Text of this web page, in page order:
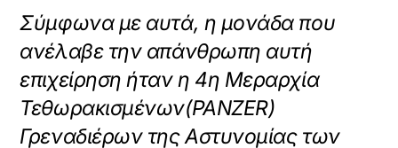
Σύμφωνα με αυτά, η μονάδα που
ανέλαβε την απάνθρωπη αυτή
επιχείρηση ήταν η 4η Μεραρχία
Τεθωρακισμένων(PANZER)
Γρεναδιέρων της Αστυνομίας των